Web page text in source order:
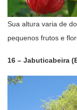
Sua altura varia de
pequenos frutos e
16 – Jabuticabeira